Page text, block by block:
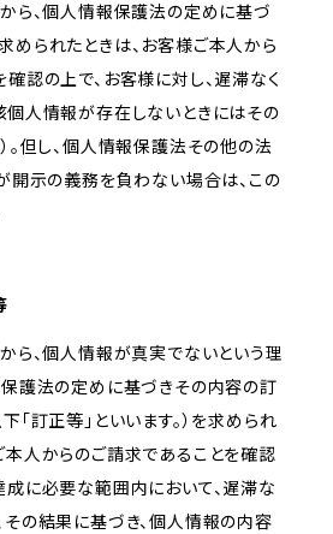
から、個人情報保護法の定めに基づ
められたときは、お客様ご本人から
認の上で、お客様に対し、遅滞なく
個人情報が存在しないときにはその
。但し、個人情報保護法その他の法
開示の義務を負わない場合は、この
ら、個人情報が真実でないという理
保護法の定めに基づきその内容の訂
「訂正等」といいます。）を求められ
本人からのご請求であることを確認
成に必要な範囲内において、遅滞な
その結果に基づき、個人情報の内容